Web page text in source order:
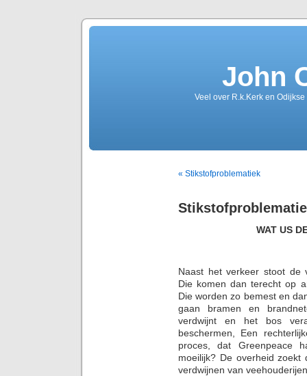
John
Veel over R.k.Kerk en
« Stikstofproblematiek
WAT US
Naast het verkeer stoot de
Die komen dan terecht op
Die worden zo bemest en
gaan bramen en
verdwijnt en het bos
beschermen, Een
proces, dat Greenpeace
moeilijk? De overheid
verdwijnen van